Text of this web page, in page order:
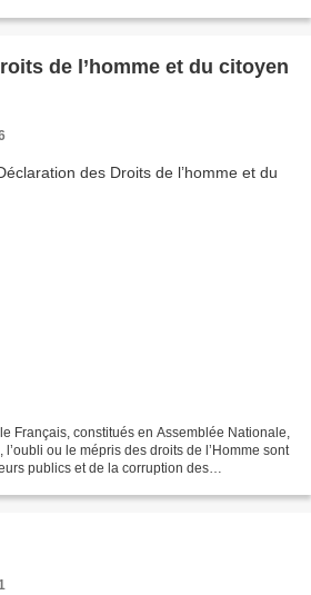
de l’homme et du citoyen
Français, constitués en Assemblée Nationale,
ou le mépris des droits de l’Homme sont
publics et de la corruption des